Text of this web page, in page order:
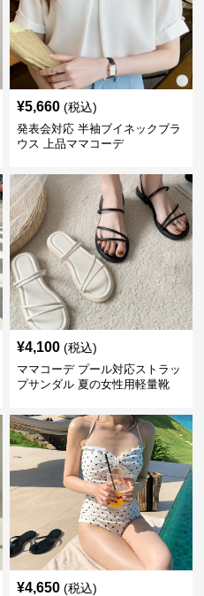
¥5,660 (税込)
発表会対応 半袖ブイネックブラ
ウス 上品ママコーデ
¥4,100 (税込)
ママコーデ プール対応ストラッ
プサンダル 夏の女性用軽量靴
¥4,650 (税込)